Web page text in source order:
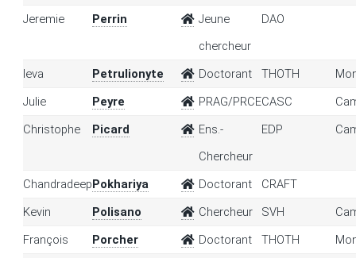
Jeremie Perrin
Jeune
chercheur
DAO
Ieva Petrulionyte Doctorant THOTH
Julie
Peyre PRAG/PRCECASC
Christophe
Picard
Ens.-
Chercheur
EDP
Chandradeep Pokhariya Doctorant
CRAFT
Kevin
Polisano Chercheur SVH
François
Porcher Doctorant THOTH